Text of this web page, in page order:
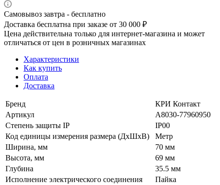
Самовывоз завтра - бесплатно
Доставка бесплатна при заказе от 30 000 ₽
Цена действительна только для интернет-магазина и может
отличаться от цен в розничных магазинах
Характеристики
Как купить
Оплата
Доставка
Бренд
КРИ Контакт
Артикул
A8030-77960950
Степень защиты IP
IP00
Код единицы измерения размера (ДхШхВ)
Метр
Ширина, мм
70 мм
Высота, мм
69 мм
Глубина
35.5 мм
Исполнение электрического соединения
Пайка